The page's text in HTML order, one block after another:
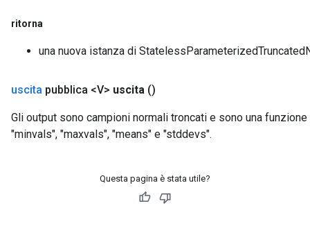
ritorna
una nuova istanza di
uscita pubblica <V> uscita ()
Gli output sono campioni normali troncati e sono una
"minvals", "maxvals", "means" e "stddevs".
Questa pagina è stata utile?